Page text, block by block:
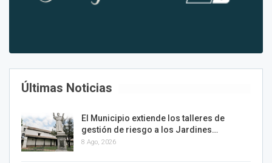
Últimas Noticias
El Municipio extiende los talleres de
gestión de riesgo a los Jardines…
8 Ago, 2026